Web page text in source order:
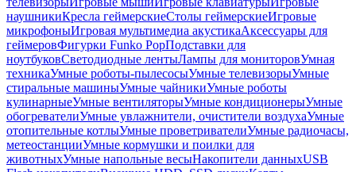
наушникиКресла геймерскиеСтолы геймерскиеИгровые
микрофоныИгровая мультимедиа акустикаАксессуары для
геймеровФигурки Funko PopПодставки для
ноутбуковСветодиодные лентыЛампы для мониторовУмная
техникаУмные роботы-пылесосыУмные телевизорыУмные
стиральные машиныУмные чайникиУмные роботы
кулинарныеУмные вентиляторыУмные кондиционерыУмные
обогревателиУмные увлажнители, очистители воздухаУмные
отопительные котлыУмные проветривателиУмные радиочасы,
метеостанцииУмные кормушки и поилки для
животныхУмные напольные весыНакопители данныхUSB